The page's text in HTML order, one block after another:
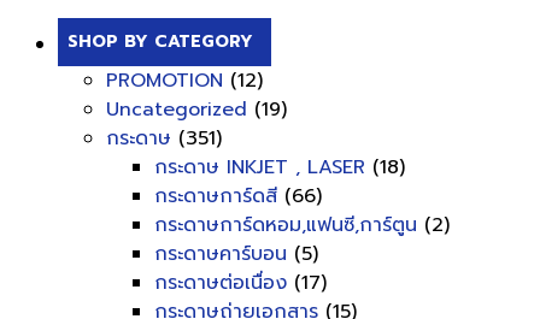
SHOP BY CATEGORY
PROMOTION (12)
Uncategorized (19)
กระดาษ (351)
กระดาษ INKJET , LASER (18)
กระดาษการ์ดสี (66)
กระดาษการ์ดหอม,แฟนซี,การ์ตูน (2)
กระดาษคาร์บอน (5)
กระดาษต่อเนื่อง (17)
กระดาษถ่ายเอกสาร (15)